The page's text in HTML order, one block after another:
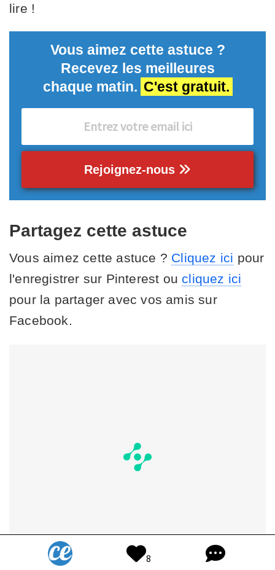
lire !
Vous aimez cette astuce ?
Recevez les meilleures
chaque matin. C'est gratuit.
Rejoignez-nous
Partagez cette astuce
Vous aimez cette astuce ? Cliquez ici pour
l'enregistrer sur Pinterest ou cliquez ici
pour la partager avec vos amis sur
Facebook.
8